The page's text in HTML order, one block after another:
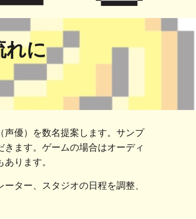
れに
優）を数名提案します。サンプ
ます。ゲームの場合はオーディ
ります。
ター、スタジオの日程を調整、